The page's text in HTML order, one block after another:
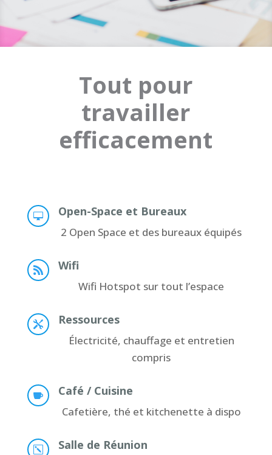
Tout pour
travailler
efficacement
 Open-Space et Bureaux
2 Open Space et des bureaux équipés
 Wifi
Wifi Hotspot sur tout l’espace
 Ressources
Électricité, chauffage et entretien
compris
 Café / Cuisine
Cafetière, thé et kitchenette à dispo
k Salle de Réunion